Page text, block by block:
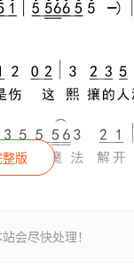
版
会尽快处理！